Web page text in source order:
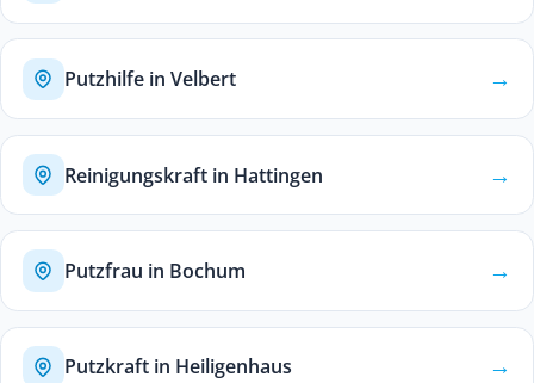
Putzhilfe in Velbert →
Reinigungskraft in Hattingen →
Putzfrau in Bochum →
Putzkraft in Heiligenhaus →